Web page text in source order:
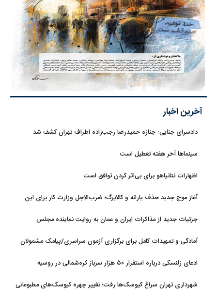
آخرین اخبار
دادسرای جنایی: جنازه حمیدرضا رجب‌زاده اطراف تهران کشف شد
سینماها آخر هفته تعطیل است
اظهارات نتانیاهو برای بی‌اثر کردن توافق است
آغاز موج جدید حذف یارانه و کالابرگ؛ ضرب‌الاجل وزارت کار برای این
جزئیات جدید از مذاکرات ایران و عمان به روایت نماینده مجلس
آمادگی و تمهیدات کامل برای برگزاری آزمون سراسری/پیامک مشمولان
ادعای زلنسکی درباره استقرار ۵۰ هزار سرباز کره‌شمالی در روسیه
شهرداری تهران سراغ کیوسک‌ها رفت؛ تغییر چهره کیوسک‌های مطبوعاتی